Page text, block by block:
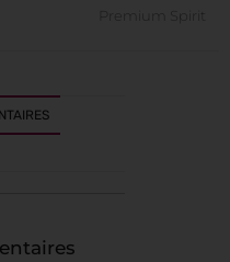
Premium Spirit